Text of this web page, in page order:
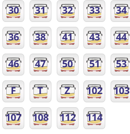
30 31 32 33 34
36 38 41 43 44
46 47 50 51 53
F T Z 102 103
107 108 112 114